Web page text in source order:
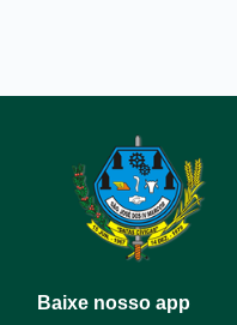
Baixe nosso app